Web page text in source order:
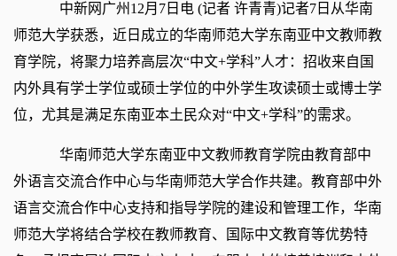
中新网 广州12月7日电 (记者 许青青)记者7日从华南
师范大学获悉，近日成立的华南师范大学东南亚中文教师教
育学院，将聚力培养高层次“中文+学科”人才：招收来自国
内外具有学士学位或硕士学位的中外学生攻读硕士或博士学
位，尤其是满足东南亚本土民众对“中文+学科”的需求。
华南师范大学东南亚中文教师教育学院由教育部中
外语言交流合作中心与华南师范大学合作共建。教育部中外
语言交流合作中心支持和指导学院的建设和管理工作，华南
师范大学将结合学校在教师教育、国际中文教育等优势特